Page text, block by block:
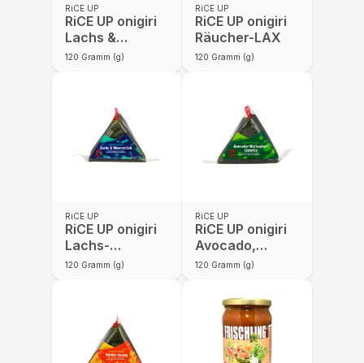
RiCE UP
RiCE UP onigiri
Lachs &
scharfe
120 Gramm (g)
RiCE UP
RiCE UP onigiri
Räucher-LAX
120 Gramm (g)
RiCE UP
RiCE UP onigiri
Lachs-
Meerrettich
120 Gramm (g)
RiCE UP
RiCE UP onigiri
Avocado,
Koriander,
120 Gramm (g)